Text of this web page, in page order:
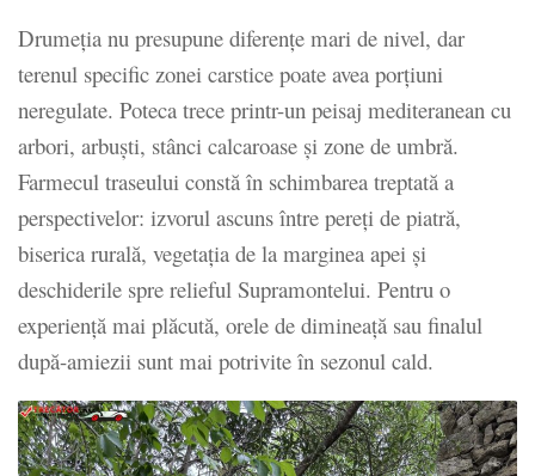
Drumeția nu presupune diferențe mari de nivel, dar
terenul specific zonei carstice poate avea porțiuni
neregulate. Poteca trece printr-un peisaj mediteranean cu
arbori, arbuști, stânci calcaroase și zone de umbră.
Farmecul traseului constă în schimbarea treptată a
perspectivelor: izvorul ascuns între pereți de piatră,
biserica rurală, vegetația de la marginea apei și
deschiderile spre relieful Supramontelui. Pentru o
experiență mai plăcută, orele de dimineață sau finalul
după-amiezii sunt mai potrivite în sezonul cald.